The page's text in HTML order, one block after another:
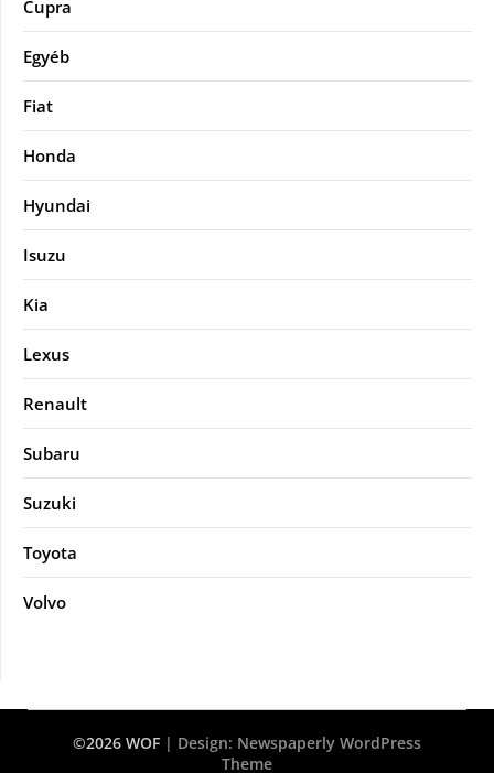
Cupra
Egyéb
Fiat
Honda
Hyundai
Isuzu
Kia
Lexus
Renault
Subaru
Suzuki
Toyota
Volvo
©2026 WOF | Design: Newspaperly WordPress
Theme